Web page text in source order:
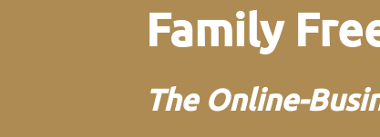
Family
The Online-